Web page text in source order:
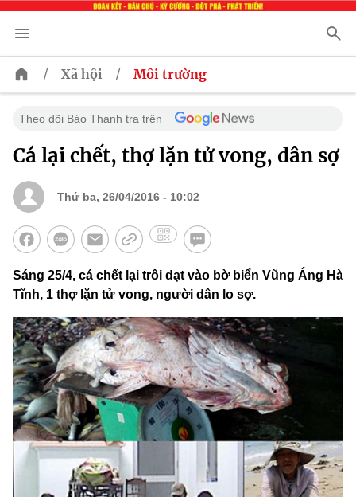
/ Xã hội / Môi trường
Theo dõi Báo Thanh tra trên
Cá lại chết, thợ lặn tử vong, dân sợ
Thứ ba, 26/04/2016 - 10:02
Sáng 25/4, cá chết lại trôi dạt vào bờ biển Vũng Áng Hà
Tĩnh, 1 thợ lặn tử vong, người dân lo sợ.